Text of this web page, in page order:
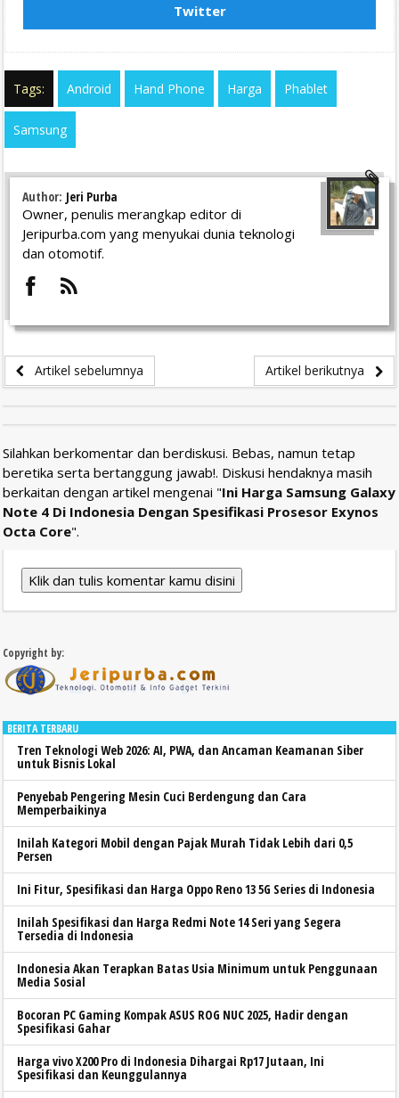
Twitter
Tags: Android Hand Phone Harga Phablet
Samsung
Author: Jeri Purba
Owner, penulis merangkap editor di
Jeripurba.com yang menyukai dunia teknologi
dan otomotif.
Artikel sebelumnya Artikel berikutnya
Silahkan berkomentar dan berdiskusi. Bebas, namun tetap
beretika serta bertanggung jawab!. Diskusi hendaknya masih
berkaitan dengan artikel mengenai "Ini Harga Samsung Galaxy
Note 4 Di Indonesia Dengan Spesifikasi Prosesor Exynos
Octa Core".
Klik dan tulis komentar kamu disini
Copyright by:
BERITA TERBARU
Tren Teknologi Web 2026: AI, PWA, dan Ancaman Keamanan Siber
untuk Bisnis Lokal
Penyebab Pengering Mesin Cuci Berdengung dan Cara
Memperbaikinya
Inilah Kategori Mobil dengan Pajak Murah Tidak Lebih dari 0,5
Persen
Ini Fitur, Spesifikasi dan Harga Oppo Reno 13 5G Series di Indonesia
Inilah Spesifikasi dan Harga Redmi Note 14 Seri yang Segera
Tersedia di Indonesia
Indonesia Akan Terapkan Batas Usia Minimum untuk Penggunaan
Media Sosial
Bocoran PC Gaming Kompak ASUS ROG NUC 2025, Hadir dengan
Spesifikasi Gahar
Harga vivo X200 Pro di Indonesia Dihargai Rp17 Jutaan, Ini
Spesifikasi dan Keunggulannya